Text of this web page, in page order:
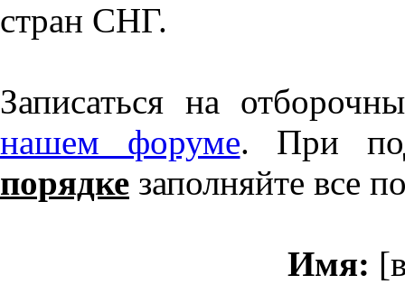
стран СНГ.
Записаться на
нашем форуме. При
порядке заполняйте все
Имя: